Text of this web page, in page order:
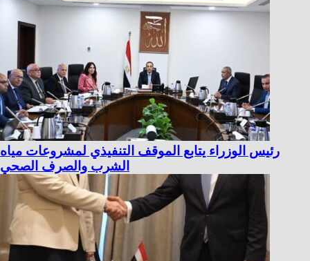
رئيس الوزراء يتابع الموقف التنفيذي لمشروعات مياه
الشرب والصرف الصحي